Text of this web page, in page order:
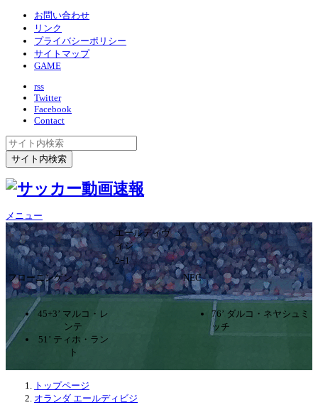
お問い合わせ
リンク
プライバシーポリシー
サイトマップ
GAME
rss
Twitter
Facebook
Contact
メニュー
エールディヴ
ィジ
2ｰ1
フローニンゲン
NEC
45+3’ マルコ・レ
ンテ
51’ ティホ・ラン
ト
76’ ダルコ・ネヤシュミ
ッチ
トップページ
オランダ エールディビジ